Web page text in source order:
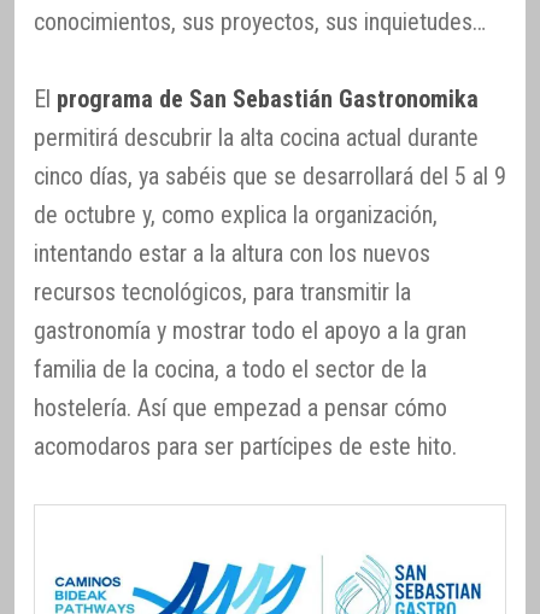
conocimientos, sus proyectos, sus inquietudes…
El programa de San Sebastián Gastronomika
permitirá descubrir la alta cocina actual durante
cinco días, ya sabéis que se desarrollará del 5 al 9
de octubre y, como explica la organización,
intentando estar a la altura con los nuevos
recursos tecnológicos, para transmitir la
gastronomía y mostrar todo el apoyo a la gran
familia de la cocina, a todo el sector de la
hostelería. Así que empezad a pensar cómo
acomodaros para ser partícipes de este hito.